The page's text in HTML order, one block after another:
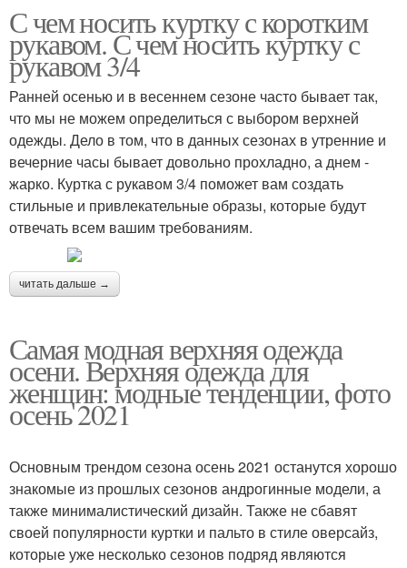
С чем носить куртку с коротким
рукавом. С чем носить куртку с
рукавом 3/4
Ранней осенью и в весеннем сезоне часто бывает так,
что мы не можем определиться с выбором верхней
одежды. Дело в том, что в данных сезонах в утренние и
вечерние часы бывает довольно прохладно, а днем -
жарко. Куртка с рукавом 3/4 поможет вам создать
стильные и привлекательные образы, которые будут
отвечать всем вашим требованиям.
читать дальше →
Самая модная верхняя одежда
осени. Верхняя одежда для
женщин: модные тенденции, фото
осень 2021
Основным трендом сезона осень 2021 останутся хорошо
знакомые из прошлых сезонов андрогинные модели, а
также минималистический дизайн. Также не сбавят
своей популярности куртки и пальто в стиле оверсайз,
которые уже несколько сезонов подряд являются